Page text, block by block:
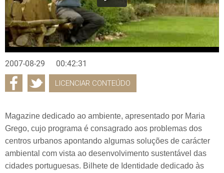
2007-08-29 00:42:31
LICENCIAR CONTEÚDO
Magazine dedicado ao ambiente, apresentado por Maria
Grego, cujo programa é consagrado aos problemas dos
centros urbanos apontando algumas soluções de carácter
ambiental com vista ao desenvolvimento sustentável das
cidades portuguesas. Bilhete de Identidade dedicado às